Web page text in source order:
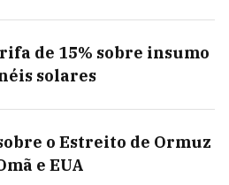
de 15% sobre insumo
solares
o Estreito de Ormuz
e EUA